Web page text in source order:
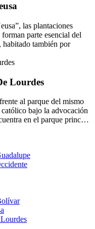
las plantaciones
parte esencial del
habitado también por
Lourdes
al parque del mismo
bajo la advocación
en el parque princ…